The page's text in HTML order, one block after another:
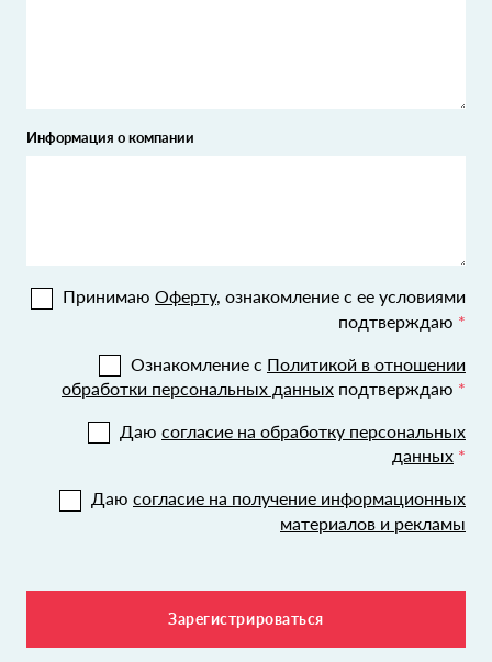
Информация о компании
Принимаю Оферту, ознакомление с ее условиями
подтверждаю *
Ознакомление с Политикой в отношении
обработки персональных данных подтверждаю *
Даю согласие на обработку персональных
данных *
Даю согласие на получение информационных
материалов и рекламы